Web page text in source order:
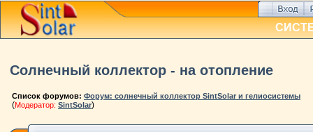
Солнечный коллектор - на отопление
Список форумов: Форум: солнечный коллектор SintSolar и гелиосистемы
(Модератор: SintSolar)